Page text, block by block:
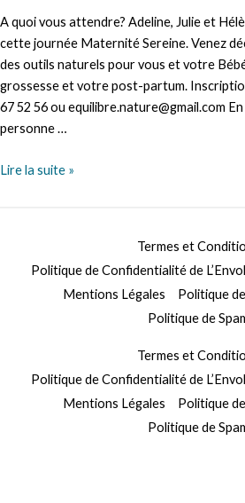
A quoi vous attendre? Adeline, Julie et
cette journée Maternité Sereine. Venez
des outils naturels pour vous et votre
grossesse et votre post-partum.
67 52 56 ou equilibre.nature@gmail.com
personne …
MATERNITE
Lire la suite »
Termes et
Politique de Confidentialité de
Mentions Légales
Politique
Politique de
Termes et
Politique de Confidentialité de
Mentions Légales
Politique
Politique de